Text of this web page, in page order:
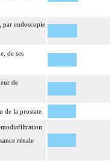
par endoscopie
de ses
de
de la prostate
rénale